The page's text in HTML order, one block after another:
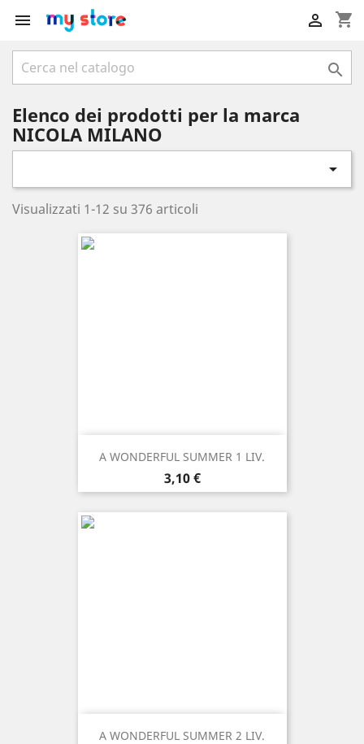
 shopping_cart


Elenco dei prodotti per la marca
NICOLA MILANO

Visualizzati 1-12 su 376 articoli
A WONDERFUL SUMMER 1 LIV.
Prezzo
3,10 €
A WONDERFUL SUMMER 2 LIV.